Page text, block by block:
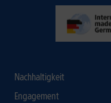
Nachhaltigkeit
Engagement